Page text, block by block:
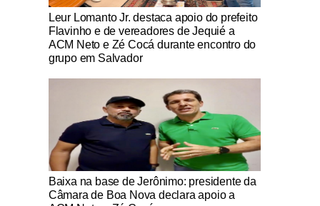
Notícias Católicas
Leur Lomanto Jr. destaca apoio do prefeito
Flavinho e de vereadores de Jequié a
ACM Neto e Zé Cocá durante encontro do
grupo em Salvador
Notícias Católicas
Baixa na base de Jerônimo: presidente da
Câmara de Boa Nova declara apoio a